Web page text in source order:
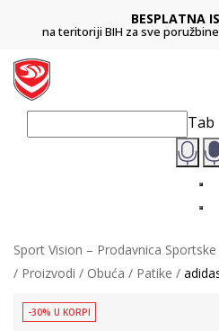
BESPLATNA
na teritoriji BIH za sve
Tab
Sport Vision – Prodavnica
Proizvodi
Obuća Patike
-30% U KORPI